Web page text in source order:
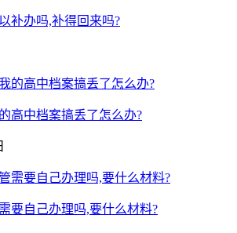
补办吗,补得回来吗?
高中档案搞丢了怎么办?
要自己办理吗,要什么材料?